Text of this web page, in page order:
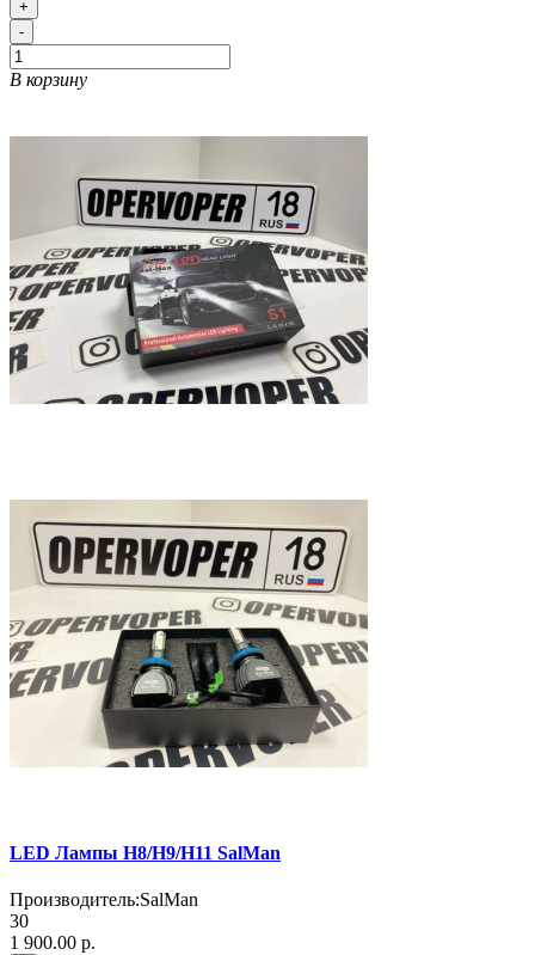
+
-
В корзину
LED Лампы H8/H9/H11 SalMan
Производитель:SalMan
30
1 900.00 р.